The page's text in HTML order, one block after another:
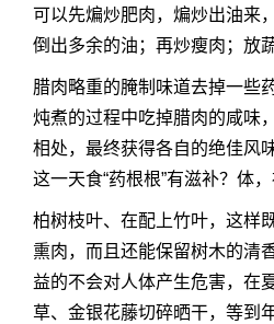
可以先煸炒肥肉，煸炒出油来
倒出多余的油；再炒瘦肉；放
腊肉略重的腌制味道去掉一些
炖煮的过程中吃掉腊肉的咸味
相处，最终获得各自的绝佳风
这一天食“药根根”有滋补？体
柏树枝叶、在配上竹叶，这样
熏肉，而且还能保留树木的清
益的不会对人体产生危害，在
草、金银花藤切碎晒干，等到